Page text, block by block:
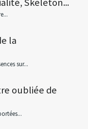
la
sur...
oubliée de